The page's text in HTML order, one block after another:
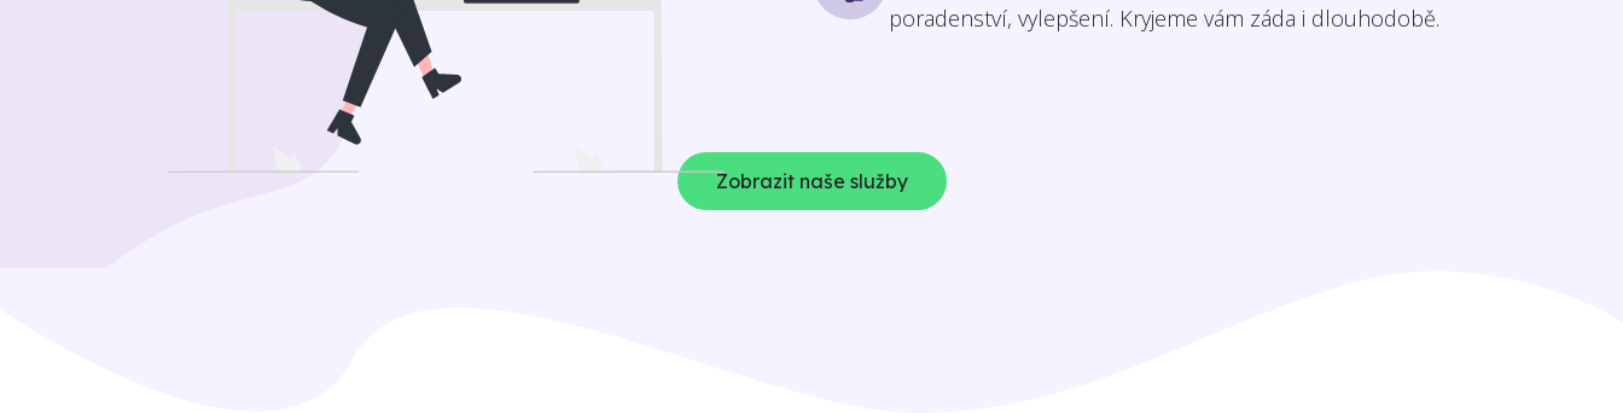
poradenství, vylepšení. Kryjeme vám záda i dlouhodobě.
Zobrazit naše služby